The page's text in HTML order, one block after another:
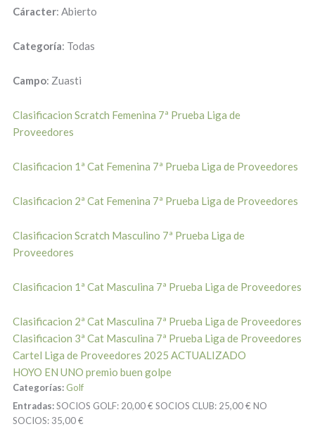
Cáracter: Abierto
Categoría: Todas
Campo: Zuasti
Clasificacion Scratch Femenina 7ª Prueba Liga de
Proveedores
Clasificacion 1ª Cat Femenina 7ª Prueba Liga de Proveedores
Clasificacion 2ª Cat Femenina 7ª Prueba Liga de Proveedores
Clasificacion Scratch Masculino 7ª Prueba Liga de
Proveedores
Clasificacion 1ª Cat Masculina 7ª Prueba Liga de Proveedores
Clasificacion 2ª Cat Masculina 7ª Prueba Liga de Proveedores
Clasificacion 3ª Cat Masculina 7ª Prueba Liga de Proveedores
Cartel Liga de Proveedores 2025 ACTUALIZADO
HOYO EN UNO premio buen golpe
Categorías: Golf
Entradas:SOCIOS GOLF: 20,00 € SOCIOS CLUB: 25,00 € NO
SOCIOS: 35,00 €